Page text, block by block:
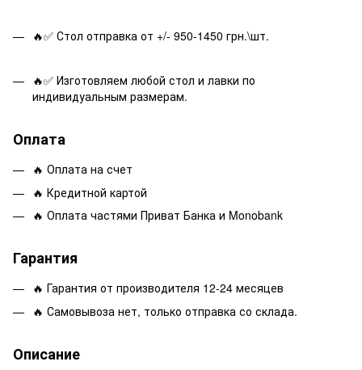
🔥✅ Стол отправка от +/- 950-1450 грн.\шт.
🔥✅ Изготовляем любой стол и лавки по
индивидуальным размерам.
Оплата
🔥 Оплата на счет
🔥 Кредитной картой
🔥 Оплата частями Приват Банка и Monobank
Гарантия
🔥 Гарантия от производителя 12-24 месяцев
🔥 Самовывоза нет, только отправка со склада.
Описание